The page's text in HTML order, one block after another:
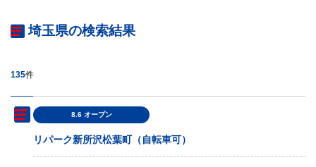
埼玉県の検索結果
135件
8.6 オープン
リパーク新所沢松葉町（自転車可）